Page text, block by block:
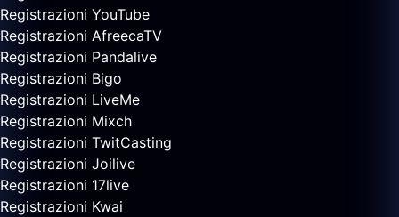
Registrazioni YouTube
Registrazioni AfreecaTV
Registrazioni Pandalive
Registrazioni Bigo
Registrazioni LiveMe
Registrazioni Mixch
Registrazioni TwitCasting
Registrazioni Joilive
Registrazioni 17live
Registrazioni Kwai